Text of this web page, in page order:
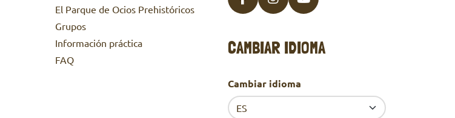
El Parque de Ocios Prehistóricos
Grupos
Información práctica
FAQ
FacebookInstagramYoutube
CAMBIAR IDIOMA
Cambiar idioma